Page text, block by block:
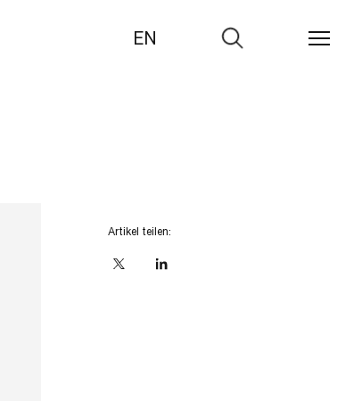
EN
Zur
Artikel teilen:
X linkedIn